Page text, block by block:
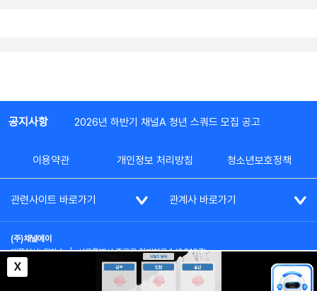
X
공지사항 2026년 하반기 채널A 청년 스쿼드 모집 공고
이용약관 개인정보 처리방침 청소년보호정책
관련사이트 바로가기 관계사 바로가기
(주)채널에이
대표이사: 김차수 | 서울특별시 종로구 청계천로 1 (03187)
부가통신사업신고: 022357호 | 사업자등록번호: 101-86-62787
대표전화: (02)2020-3114
시청자상담실: (02)2020-3100